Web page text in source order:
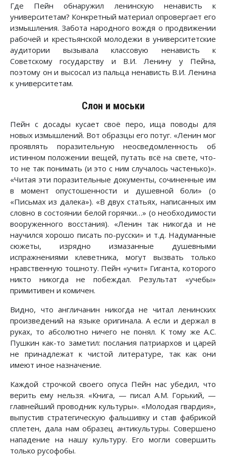
Где Пейн обнаружил ленинскую ненависть к
университетам? Конкретный материал опровергает его
измышления. Забота народного вождя о продвижении
рабочей и крестьянской молодежи в университетские
аудитории вызывала классовую ненависть к
Советскому государству и В.И. Ленину у Пейна,
поэтому он и высосал из пальца ненависть В.И. Ленина
к университетам.
Слон и моськи
Пейн с досады кусает своё перо, ища поводы для
новых измышлений. Вот образцы его потуг. «Ленин мог
проявлять поразительную неосведомленность об
истинном положении вещей, путать всё на свете, что-
то не так понимать (и это с ним случалось частенько)».
«Читая эти поразительные документы, сочиненные им
в момент опустошенности и душевной боли» (о
«Письмах из далека»). «В двух статьях, написанных им
словно в состоянии белой горячки…» (о необходимости
вооруженного восстания). «Ленин так никогда и не
научился хорошо писать по-русски» и т.д. Надуманные
сюжеты, изрядно измазанные душевными
испражнениями клеветника, могут вызвать только
нравственную тошноту. Пейн «учит» Гиганта, которого
никто никогда не побеждал. Результат «учебы»
примитивен и комичен.
Видно, что англичанин никогда не читал ленинских
произведений на языке оригинала. А если и держал в
руках, то абсолютно ничего не понял. К тому же А.С.
Пушкин как-то заметил: послания патриархов и царей
не принадлежат к чистой литературе, так как они
имеют иное назначение.
Каждой строчкой своего опуса Пейн нас убедил, что
верить ему нельзя. «Книга, — писал А.М. Горький, —
главнейший проводник культуры». «Молодая гвардия»,
выпустив стратегическую фальшивку и став фабрикой
сплетен, дала нам образец антикультуры. Совершено
нападение на нашу культуру. Его могли совершить
только русофобы.